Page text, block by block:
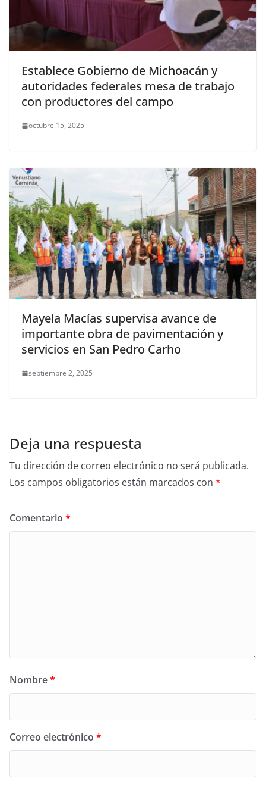
Establece Gobierno de Michoacán y
autoridades federales mesa de trabajo
con productores del campo
octubre 15, 2025
Mayela Macías supervisa avance de
importante obra de pavimentación y
servicios en San Pedro Carho
septiembre 2, 2025
Deja una respuesta
Tu dirección de correo electrónico no será publicada.
Los campos obligatorios están marcados con *
Comentario *
Nombre*
Correo electrónico *